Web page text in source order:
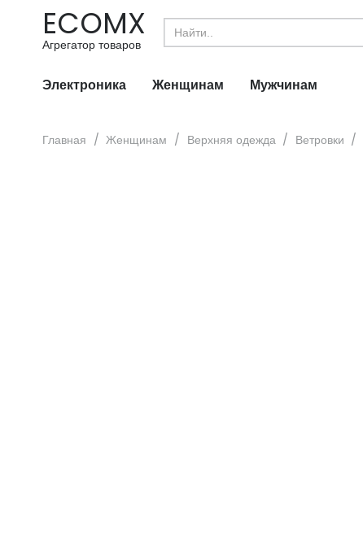
ECOMX
Агрегатор товаров
Search
for:
Электроника Женщинам Мужчинам
Главная / Женщинам / Верхняя одежда / Ветровки /